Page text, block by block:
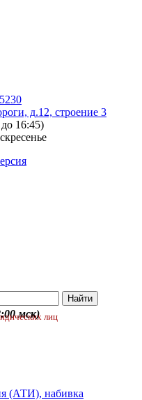
д.12, строение 3
16:45)
мск) лиц
(АТИ), набивка